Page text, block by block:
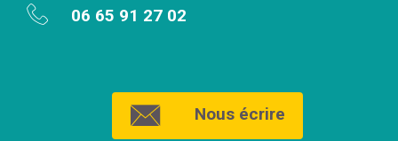
06 65 91 27 02
Nous écrire